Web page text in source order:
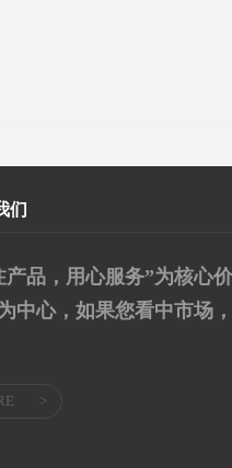
们
产品，用心服务”为核心
中心，如果您看中市场
>